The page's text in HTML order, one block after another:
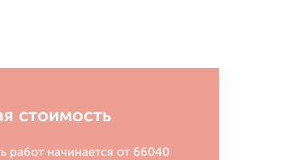
стоимость
работ начинается от 66040